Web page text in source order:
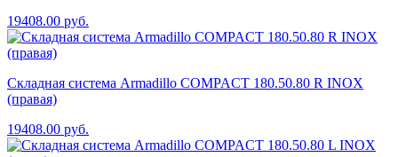
19408.00 руб.
Складная система Armadillo COMPACT 180.50.80 R INOX
(правая)
19408.00 руб.